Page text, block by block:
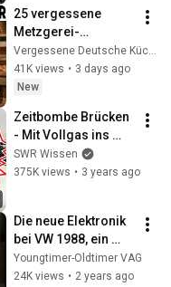
25 vergessene
Metzgerei-
Klassiker aus den
60ern, die heute kein
Fleischer mehr
Vergessene Deutsche Küche
41K views • 3 days ago
New
Zeitbombe Brücken
- Mit Vollgas ins
Unglück? | SWR
Wissen
SWR Wissen
375K views • 3 years ago
Die neue Elektronik
bei VW 1988, ein
Schulungsfilm für
die VAG Händler
Youngtimer-Oldtimer VAG
24K views • 2 years ago